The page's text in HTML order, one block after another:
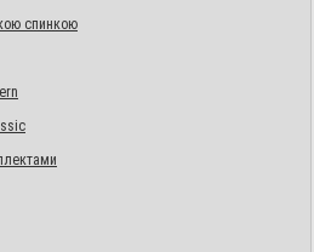
спинкою